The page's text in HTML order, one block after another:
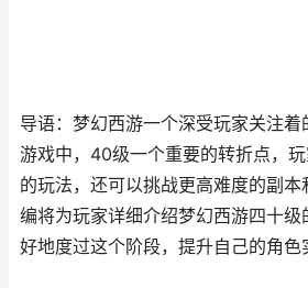
导语：梦幻西游一个深受玩家关注
游戏中，40级一个重要的转折点，
的玩法，还可以挑战更高难度的副
编将为玩家详细介绍梦幻西游四十级
好地度过这个阶段，提升自己的角色